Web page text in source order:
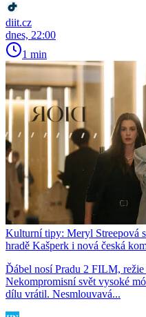
diit.cz
dnes, 22:00
1 min
Kulturní tipy: Meryl Streepová
hradě Kašperk i nová česká
Ďábel nosí Pradu 2 FILM,
Nekompromisní svět vysoké
dílu vrátil. Nesmlouvavá...